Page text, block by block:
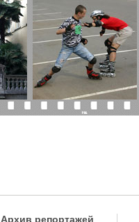
Архив репортажей